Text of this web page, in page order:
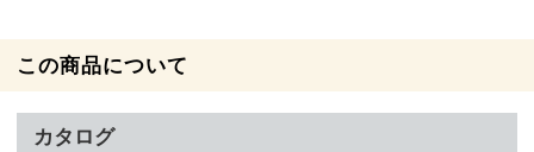
この商品について
カタログ